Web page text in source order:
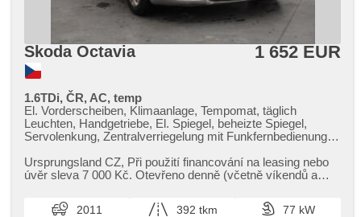
Skoda Octavia 1 652 EUR
1.6TDi, ČR, AC, temp
El. Vorderscheiben, Klimaanlage, Tempomat, täglich
Leuchten, Handgetriebe, El. Spiegel, beheizte Spiegel,
Servolenkung, Zentralverriegelung mit Funkfernbedienung,
4x Airbag
Ursprungsland CZ,​ Při použití financování na leasing nebo
úvěr sleva 7 000 Kč. Otevřeno denně (včetně víkendů a
2011 392 tkm
77 kW